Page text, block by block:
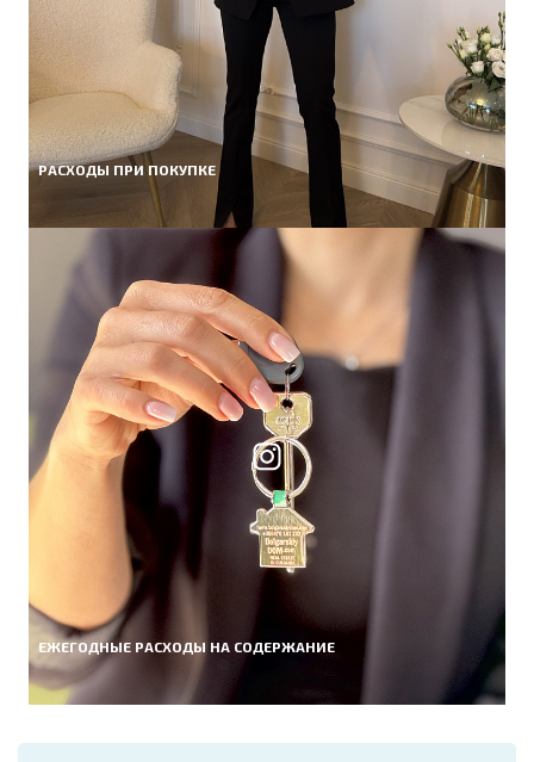
РАСХОДЫ ПРИ ПОКУПКЕ
ЕЖЕГОДНЫЕ РАСХОДЫ НА СОДЕРЖАНИЕ